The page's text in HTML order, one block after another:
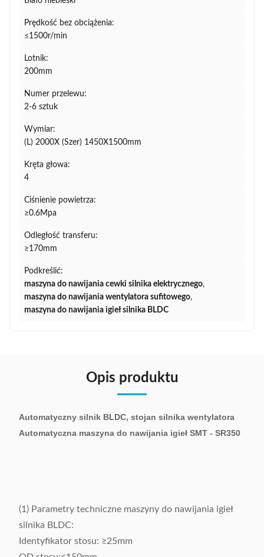
Prędkość bez obciążenia:
≤1500r/min
Lotnik:
200mm
Numer przelewu:
2-6 sztuk
Wymiar:
(L) 2000X (Szer) 1450X1500mm
Kręta głowa:
4
Ciśnienie powietrza:
≥0.6Mpa
Odległość transferu:
≥170mm
Podkreślić:
maszyna do nawijania cewki silnika elektrycznego,
maszyna do nawijania wentylatora sufitowego,
maszyna do nawijania igieł silnika BLDC
Opis produktu
Automatyczny silnik BLDC, stojan silnika wentylatora
Automatyczna maszyna do nawijania igieł SMT - SR350
(1) Parametry techniczne maszyny do nawijania igieł
silnika BLDC:
Identyfikator stosu: ≥25mm